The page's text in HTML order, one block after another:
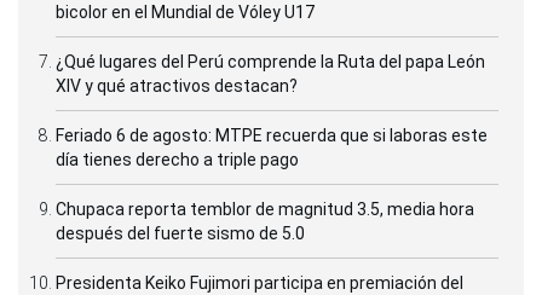
bicolor en el Mundial de Vóley U17
¿Qué lugares del Perú comprende la Ruta del papa León
XIV y qué atractivos destacan?
Feriado 6 de agosto: MTPE recuerda que si laboras este
día tienes derecho a triple pago
Chupaca reporta temblor de magnitud 3.5, media hora
después del fuerte sismo de 5.0
Presidenta Keiko Fujimori participa en premiación del